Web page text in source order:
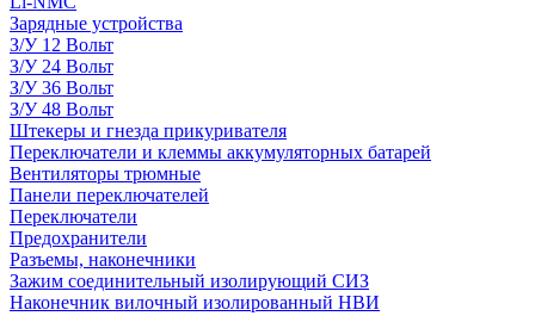
Зарядные устройства
З/У 12 Вольт
З/У 24 Вольт
З/У 36 Вольт
З/У 48 Вольт
Штекеры и гнезда прикуривателя
Переключатели и клеммы аккумуляторных батарей
Вентиляторы трюмные
Панели переключателей
Переключатели
Предохранители
Разъемы, наконечники
Зажим соединительный изолирующий СИЗ
Наконечник вилочный изолированный НВИ